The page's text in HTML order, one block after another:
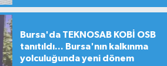
Bursa'da TEKNOSAB KOBİ OSB
tanıtıldı... Bursa'nın kalkınma
yolculuğunda yeni dönem